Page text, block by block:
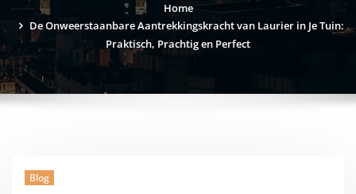
Home
De Onweerstaanbare Aantrekkingskracht van Laurier in Je Tuin:
Praktisch, Prachtig en Perfect
Blog